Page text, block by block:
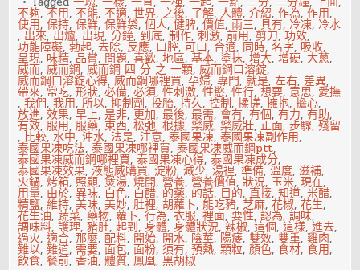
禁
忌
不夠,不用,不能,不適,世界, 之後, 了解,人體,介紹,作為,作用,
使用,保持,保鮮,保鮮袋,個人,健脾,價值, 兩三,具有, 冷凍, 冷水
, 出來, 出爐, 出現,分鐘, 到底,制作,刺激,前用, 剪刀,功效,
功能障礙,勃起,去除, 反應, 口腔,可口,合適, 同時,名字, 吸收,
呈現, 味精, 品嘗, 問題,喜歡,地區,基本,塗抹,增大,增硬,大蔥,
威而,威而鋼,威而鋼 四 分 之 一顆,威而鋼口溶錠,
威而鋼口溶錠心得,威而鋼哪裡買,孕婦,專門,就是,左右,差異,
帶來, 常吃,形狀,必備,必須,性刺激,性慾,性行,想要, 意思, 愛撫
,我們,我用,所以,抑制劑,投胎,持久,控制,揉搓,擁抱,擔心,
放進,效果,早上,是非, 更加,最後,最需, 會有,有個,有力,有助,
有效,服用,服藥,東西,松弛,根據,樂威,樂威壯,正面,步驟,殘留
, 比較,水中,沖水, 法是, 注意,泰國果凍,泰國果凍副作用,
泰國果凍吃法,泰國果凍哪裡買,泰國果凍威而鋼ptt,
泰國果凍威而鋼哪裡買,泰國果凍心得,泰國果凍成分,
泰國果凍效果,液態威購買, 淀粉,減少,湯裡,準備,溫度,滋補,
火鍋,烤箱, 照顧,煲湯,燒開,營養,營養價值,狀況,玉米,現在,
用量, 由於,異味, 白色, 白醋, 的藥, 的話, 目的,直接,知道,米醋,
精鹽,維持,美味,美妙,肚裡,胡蘿卜, 能吃豬,芝麻,花椒,花生,
花生油,蔬菜,藥物,蘿卜,行為,衣服,裡面,要性,認為,調味,
調味料,護理,豬肚,起到,身體,身體狀況,辣椒,這個,這樣,進去,
過火,適合,那麼,配料, 開始, 開水, 陰莖, 陽痿,雙效,雙重,雞肉,
難以,難道, 需要,面包,面粉,須有,預熱,顆粒,顏色,食材,食用,
飲食,餐前,香油,體質,鳳凰,黑胡椒